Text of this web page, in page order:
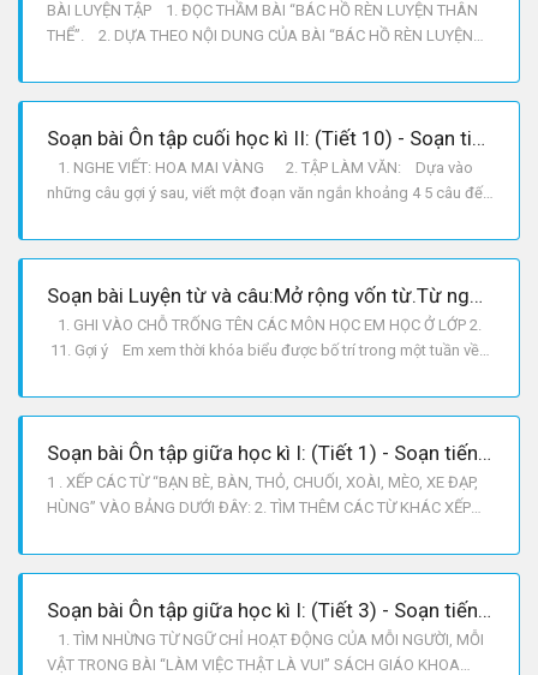
BÀI LUYỆN TẬP 1. ĐỌC THẦM BÀI “BÁC HỒ RÈN LUYỆN THÂN
THỂ”. 2. DỰA THEO NỘI DUNG CỦA BÀI “BÁC HỒ RÈN LUYỆN
việc gì? A. BÁC HỒ RÈN LUYỆN THÂN THỂ. b. Bác Hồ ở chiến
Soạn bài Ôn tập cuối học kì II: (Tiết 10) - Soạn tiếng việt lớp 2
1. NGHE VIẾT: HOA MAI VÀNG 2. TẬP LÀM VĂN: Dựa vào
những câu gợi ý sau, viết một đoạn văn ngắn khoảng 4 5 câu đế
b. Hình dáng cây như thế nào? c. Cây có ích lợi gì? Gợi ý: Đó
Soạn bài Luyện từ và câu:Mở rộng vốn từ.Từ ngữ chỉ môn học.Từ ngữ chỉ hoạt động - Soạn tiếng việt lớp 2
1. GHI VÀO CHỖ TRỐNG TÊN CÁC MÔN HỌC EM HỌC Ở LỚP 2.
11. Gợi ý Em xem thời khóa biểu được bố trí trong một tuần về
trí ba tiết trong một tuần nhưng chỉ là một môn học mà thôi. 12.
Soạn bài Ôn tập giữa học kì I: (Tiết 1) - Soạn tiếng việt lớp 2
1 . XẾP CÁC TỪ “BẠN BÈ, BÀN, THỎ, CHUỐI, XOÀI, MÈO, XE ĐẠP,
HÙNG” VÀO BẢNG DƯỚI ĐÂY: 2. TÌM THÊM CÁC TỪ KHÁC XẾP
bàn bè bàn thỏ chuối hùng xe đạp mèo xoài bác sĩ bút gà
Soạn bài Ôn tập giữa học kì I: (Tiết 3) - Soạn tiếng việt lớp 2
1. TÌM NHỪNG TỪ NGỮ CHỈ HOẠT ĐỘNG CỦA MỖI NGƯỜI, MỖI
VẬT TRONG BÀI “LÀM VIỆC THẬT LÀ VUI” SÁCH GIÁO KHOA